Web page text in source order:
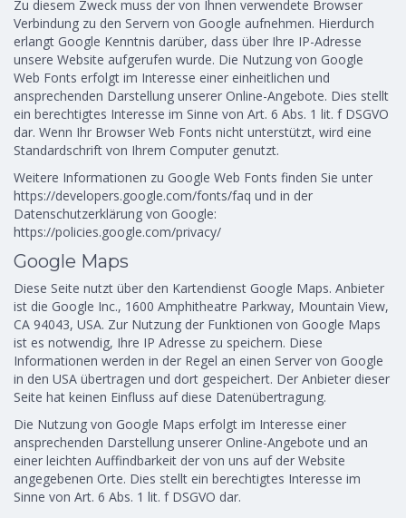
Zu diesem Zweck muss der von Ihnen verwendete Browser
Verbindung zu den Servern von Google aufnehmen. Hierdurch
erlangt Google Kenntnis darüber, dass über Ihre IP-Adresse
unsere Website aufgerufen wurde. Die Nutzung von Google
Web Fonts erfolgt im Interesse einer einheitlichen und
ansprechenden Darstellung unserer Online-Angebote. Dies stellt
ein berechtigtes Interesse im Sinne von Art. 6 Abs. 1 lit. f DSGVO
dar. Wenn Ihr Browser Web Fonts nicht unterstützt, wird eine
Standardschrift von Ihrem Computer genutzt.
Weitere Informationen zu Google Web Fonts finden Sie unter
https://developers.google.com/fonts/faq und in der
Datenschutzerklärung von Google:
https://policies.google.com/privacy/
Google Maps
Diese Seite nutzt über den Kartendienst Google Maps. Anbieter
ist die Google Inc., 1600 Amphitheatre Parkway, Mountain View,
CA 94043, USA. Zur Nutzung der Funktionen von Google Maps
ist es notwendig, Ihre IP Adresse zu speichern. Diese
Informationen werden in der Regel an einen Server von Google
in den USA übertragen und dort gespeichert. Der Anbieter dieser
Seite hat keinen Einfluss auf diese Datenübertragung.
Die Nutzung von Google Maps erfolgt im Interesse einer
ansprechenden Darstellung unserer Online-Angebote und an
einer leichten Auffindbarkeit der von uns auf der Website
angegebenen Orte. Dies stellt ein berechtigtes Interesse im
Sinne von Art. 6 Abs. 1 lit. f DSGVO dar.